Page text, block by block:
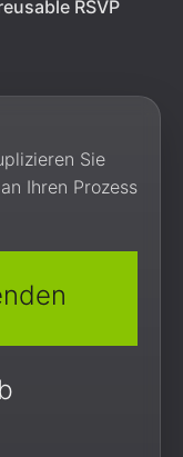
RSVP
Sie
Ihren Prozess